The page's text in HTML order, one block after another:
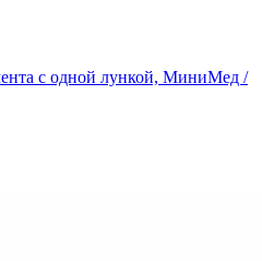
с одной лункой, МиниМед /